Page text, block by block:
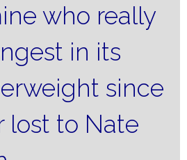
who really
in its
since
lost to Nate